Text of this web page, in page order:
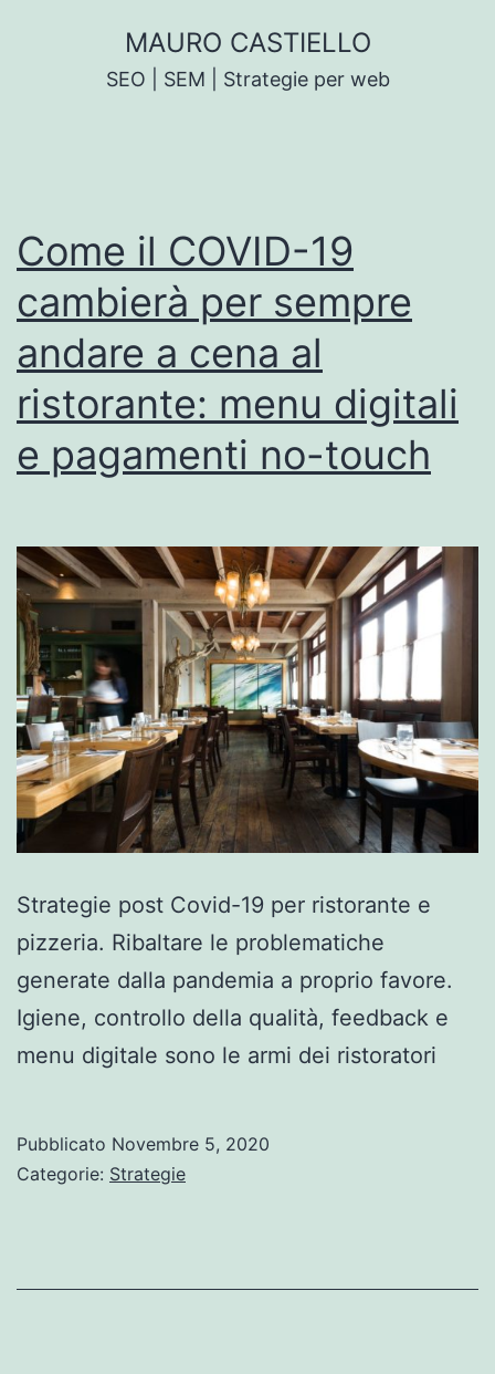
MAURO CASTIELLO
SEO | SEM | Strategie per web
Come il COVID-19
cambierà per sempre
andare a cena al
ristorante: menu digitali
e pagamenti no-touch
Strategie post Covid-19 per ristorante e
pizzeria. Ribaltare le problematiche
generate dalla pandemia a proprio favore.
Igiene, controllo della qualità, feedback e
menu digitale sono le armi dei ristoratori
Pubblicato Novembre 5, 2020
Categorie: Strategie